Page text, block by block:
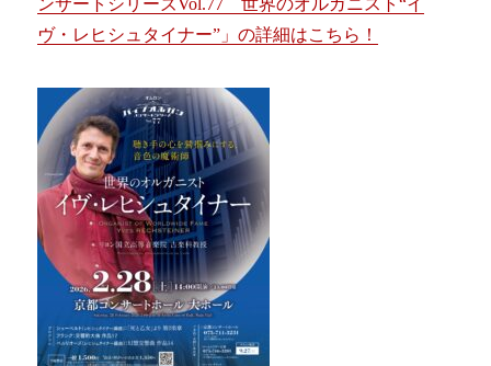
ンサートシリーズVol.77 世界のオルガニスト“イ
ヴ・レヒシュタイナー”」の詳細はこちら！